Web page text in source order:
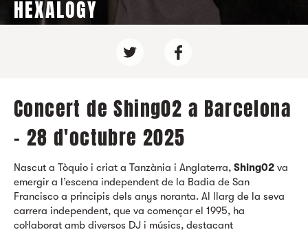
HEXALOGY
Concert de Shing02 a Barcelona
- 28 d'octubre 2025
Nascut a Tòquio i criat a Tanzània i Anglaterra, Shing02 va
emergir a l’escena independent de la Badia de San
Francisco a principis dels anys noranta. Al llarg de la seva
carrera independent, que va començar el 1995, ha
col·laborat amb diversos DJ i músics, destacant